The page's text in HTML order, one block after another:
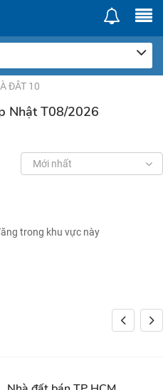
ĐÂT 10
Nhật T08/2026
Mới nhất
trong khu vực này